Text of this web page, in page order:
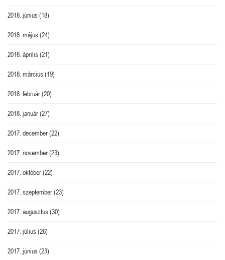
2018. június(18)
2018. május(24)
2018. április(21)
2018. március(19)
2018. február(20)
2018. január(27)
2017. december(22)
2017. november(23)
2017. október(22)
2017. szeptember(23)
2017. augusztus(30)
2017. július(26)
2017. június(23)